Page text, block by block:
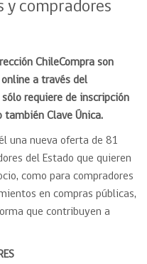
y compradores
ChileCompra son
a través del
requiere de inscripción
también Clave Única.
una nueva oferta de 81
del Estado que quieren
como para compradores
en compras públicas,
que contribuyen a